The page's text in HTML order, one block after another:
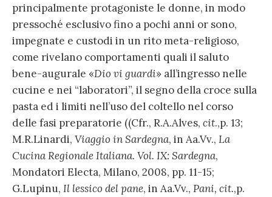
principalmente protagoniste le donne, in modo
pressoché esclusivo fino a pochi anni or sono,
impegnate e custodi in un rito meta-religioso,
come rivelano comportamenti quali il saluto
bene-augurale «Dio vi guardi» all’ingresso nelle
cucine e nei “laboratori”, il segno della croce sulla
pasta ed i limiti nell’uso del coltello nel corso
delle fasi preparatorie ((Cfr., R.A.Alves, cit.,p. 13;
M.R.Linardi, Viaggio in Sardegna, in Aa.Vv., La
Cucina Regionale Italiana. Vol. IX: Sardegna,
Mondatori Electa, Milano, 2008, pp. 11-15;
G.Lupinu, Il lessico del pane, in Aa.Vv., Pani, cit.,p.